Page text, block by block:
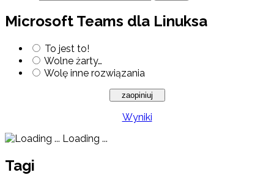
Microsoft Teams dla Linuksa
To jest to!
Wolne żarty…
Wolę inne rozwiązania
Wyniki
Loading ...
Tagi